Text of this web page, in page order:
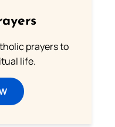
prayers to
life.